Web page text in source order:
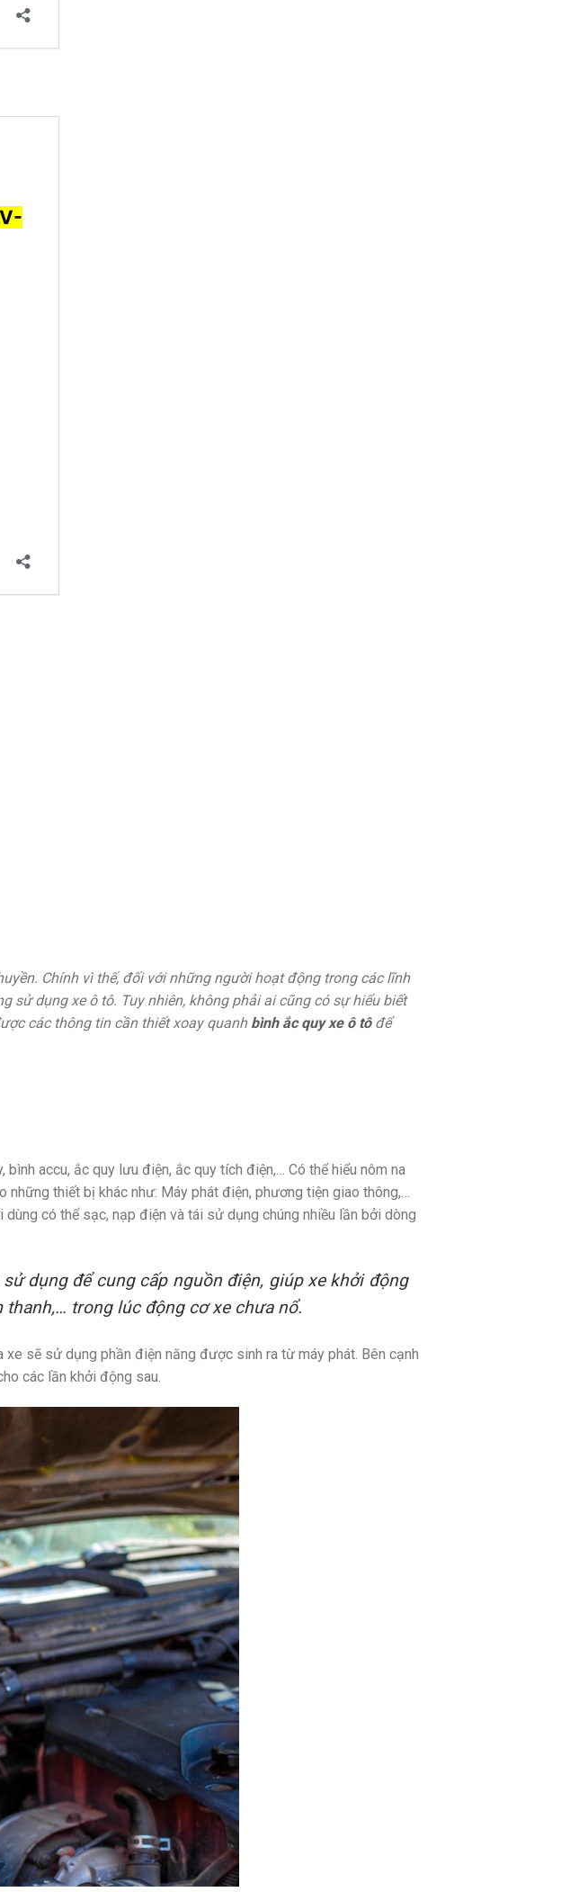
Chính vì thế, đối với những người hoạt động trong các lĩnh
sử dụng xe ô tô. Tuy nhiên, không phải ai cũng có sự hiểu biết
các thông tin cần thiết xoay quanh bình ắc quy xe ô tô để
accu, ắc quy lưu điện, ắc quy tích điện,… Có thể hiểu nôm na
thiết bị khác như: Máy phát điện, phương tiện giao thông,…
có thể sạc, nạp điện và tái sử dụng chúng nhiều lần bởi dòng
dụng để cung cấp nguồn điện, giúp xe khởi động
trong lúc động cơ xe chưa nổ.
sẽ sử dụng phần điện năng được sinh ra từ máy phát. Bên cạnh
các lần khởi động sau.